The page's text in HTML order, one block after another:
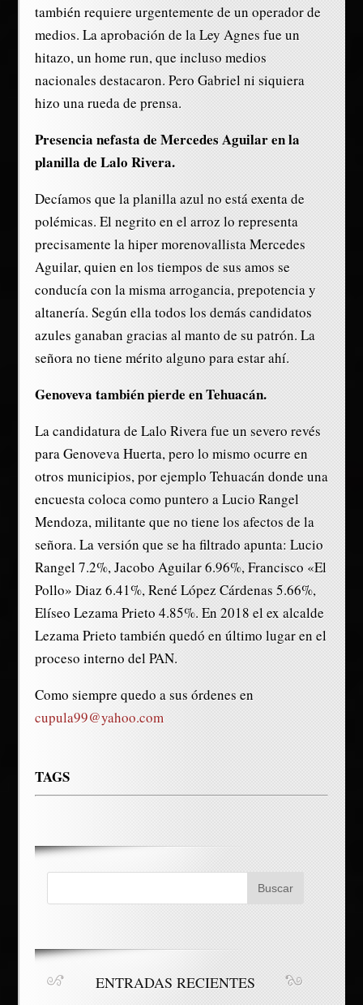
también requiere urgentemente de un operador de
medios. La aprobación de la Ley Agnes fue un
hitazo, un home run, que incluso medios
nacionales destacaron. Pero Gabriel ni siquiera
hizo una rueda de prensa.
Presencia nefasta de Mercedes Aguilar en la
planilla de Lalo Rivera.
Decíamos que la planilla azul no está exenta de
polémicas. El negrito en el arroz lo representa
precisamente la hiper morenovallista Mercedes
Aguilar, quien en los tiempos de sus amos se
conducía con la misma arrogancia, prepotencia y
altanería. Según ella todos los demás candidatos
azules ganaban gracias al manto de su patrón. La
señora no tiene mérito alguno para estar ahí.
Genoveva también pierde en Tehuacán.
La candidatura de Lalo Rivera fue un severo revés
para Genoveva Huerta, pero lo mismo ocurre en
otros municipios, por ejemplo Tehuacán donde una
encuesta coloca como puntero a Lucio Rangel
Mendoza, militante que no tiene los afectos de la
señora. La versión que se ha filtrado apunta: Lucio
Rangel 7.2%, Jacobo Aguilar 6.96%, Francisco «El
Pollo» Diaz 6.41%, René López Cárdenas 5.66%,
Elíseo Lezama Prieto 4.85%. En 2018 el ex alcalde
Lezama Prieto también quedó en último lugar en el
proceso interno del PAN.
Como siempre quedo a sus órdenes en
cupula99@yahoo.com
TAGS
ENTRADAS RECIENTES